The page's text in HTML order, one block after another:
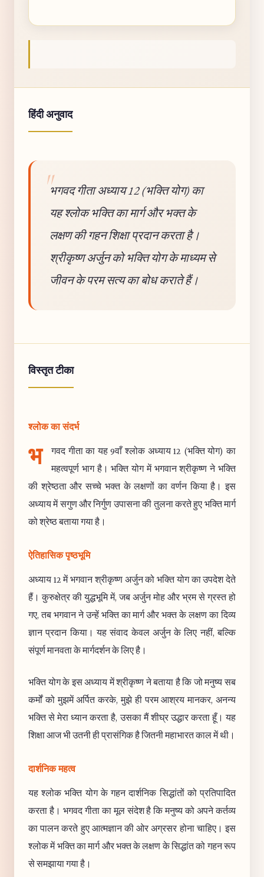
हिंदी अनुवाद
भगवद गीता अध्याय 12 (भक्ति योग) का
यह श्लोक भक्ति का मार्ग और भक्त के
लक्षण की गहन शिक्षा प्रदान करता है।
श्रीकृष्ण अर्जुन को भक्ति योग के माध्यम से
जीवन के परम सत्य का बोध कराते हैं।
विस्तृत टीका
श्लोक का संदर्भ
भ
गवद गीता का यह 9वाँ श्लोक अध्याय 12 (भक्ति योग) का
महत्वपूर्ण भाग है। भक्ति योग में भगवान श्रीकृष्ण ने भक्ति
की श्रेष्ठता और सच्चे भक्त के लक्षणों का वर्णन किया है। इस
अध्याय में सगुण और निर्गुण उपासना की तुलना करते हुए भक्ति मार्ग
को श्रेष्ठ बताया गया है।
ऐतिहासिक पृष्ठभूमि
अध्याय 12 में भगवान श्रीकृष्ण अर्जुन को भक्ति योग का उपदेश देते
हैं। कुरुक्षेत्र की युद्धभूमि में, जब अर्जुन मोह और भ्रम से ग्रस्त हो
गए, तब भगवान ने उन्हें भक्ति का मार्ग और भक्त के लक्षण का दिव्य
ज्ञान प्रदान किया। यह संवाद केवल अर्जुन के लिए नहीं, बल्कि
संपूर्ण मानवता के मार्गदर्शन के लिए है।
भक्ति योग के इस अध्याय में श्रीकृष्ण ने बताया है कि जो मनुष्य सब
कर्मों को मुझमें अर्पित करके, मुझे ही परम आश्रय मानकर, अनन्य
भक्ति से मेरा ध्यान करता है, उसका मैं शीघ्र उद्धार करता हूँ। यह
शिक्षा आज भी उतनी ही प्रासंगिक है जितनी महाभारत काल में थी।
दार्शनिक महत्व
यह श्लोक भक्ति योग के गहन दार्शनिक सिद्धांतों को प्रतिपादित
करता है। भगवद गीता का मूल संदेश है कि मनुष्य को अपने कर्तव्य
का पालन करते हुए आत्मज्ञान की ओर अग्रसर होना चाहिए। इस
श्लोक में भक्ति का मार्ग और भक्त के लक्षण के सिद्धांत को गहन रूप
से समझाया गया है।